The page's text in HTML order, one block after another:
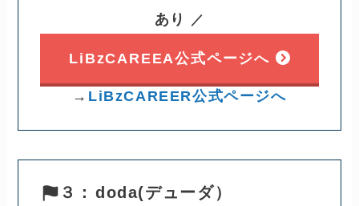
あり
／
LiBzCAREEA公式ページへ
→ LiBzCAREER公式ページへ
３： doda(デューダ）